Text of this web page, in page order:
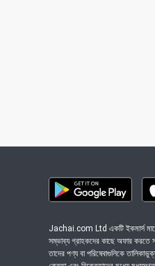
Jachai.com Ltd একটি ইকমার্স
সম্ভাব্য গ্রাহকদের কাছে অফার করতে
তাদের পণ্য বা পরিষেবাগুলিকে